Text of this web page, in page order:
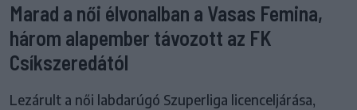
Marad a női élvonalban a Vasas Femina,
három alapember távozott az FK
Csíkszeredától
Lezárult a női labdarúgó Szuperliga licenceljárása,